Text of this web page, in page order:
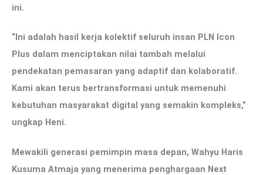
ini.
“Ini adalah hasil kerja kolektif seluruh insan PLN Icon
Plus dalam menciptakan nilai tambah melalui
pendekatan pemasaran yang adaptif dan kolaboratif.
Kami akan terus bertransformasi untuk memenuhi
kebutuhan masyarakat digital yang semakin kompleks,”
ungkap Heni.
Mewakili generasi pemimpin masa depan, Wahyu Haris
Kusuma Atmaja yang menerima penghargaan Next